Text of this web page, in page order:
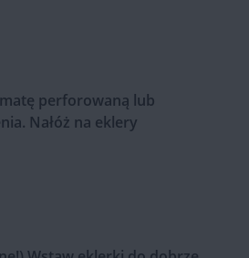
perforowaną lub
Nałóż na eklery